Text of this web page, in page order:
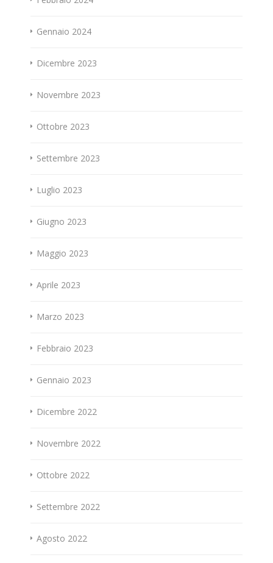
Gennaio 2024
Dicembre 2023
Novembre 2023
Ottobre 2023
Settembre 2023
Luglio 2023
Giugno 2023
Maggio 2023
Aprile 2023
Marzo 2023
Febbraio 2023
Gennaio 2023
Dicembre 2022
Novembre 2022
Ottobre 2022
Settembre 2022
Agosto 2022